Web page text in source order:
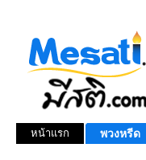
หน้าแรก พวงหรีด